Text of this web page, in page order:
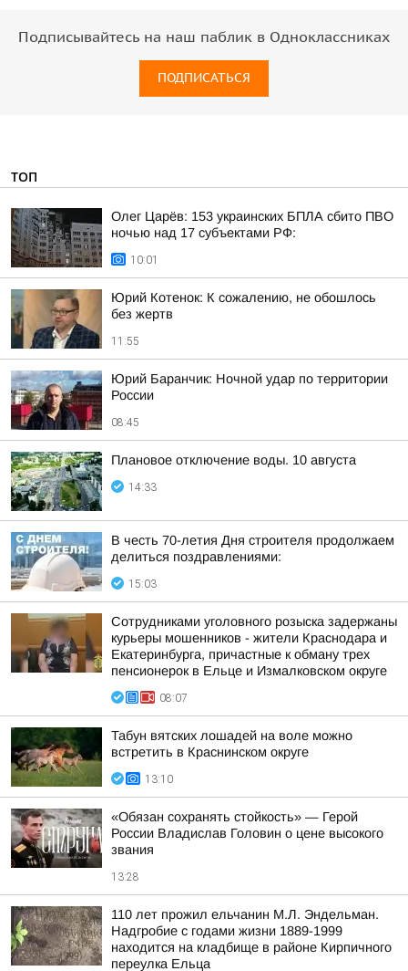
Подписывайтесь на наш паблик в Одноклассниках
ПОДПИСАТЬСЯ
ТОП
Олег Царёв: 153 украинских БПЛА сбито ПВО
ночью над 17 субъектами РФ:
10:01
Юрий Котенок: К сожалению, не обошлось
без жертв
11:55
Юрий Баранчик: Ночной удар по территории
России
08:45
Плановое отключение воды. 10 августа
14:33
В честь 70-летия Дня строителя продолжаем
делиться поздравлениями:
15:03
Сотрудниками уголовного розыска задержаны
курьеры мошенников - жители Краснодара и
Екатеринбурга, причастные к обману трех
пенсионерок в Ельце и Измалковском округе
08:07
Табун вятских лошадей на воле можно
встретить в Краснинском округе
13:10
«Обязан сохранять стойкость» — Герой
России Владислав Головин о цене высокого
звания
13:28
110 лет прожил ельчанин М.Л. Эндельман.
Надгробие с годами жизни 1889-1999
находится на кладбище в районе Кирпичного
переулка Ельца